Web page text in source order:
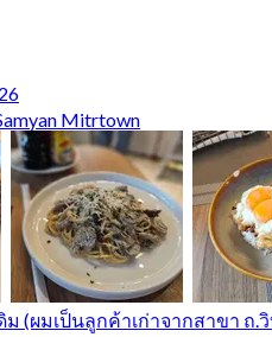
Mitrtown
ม (ผมเป็นลูกค้าเก่าจากสาขา